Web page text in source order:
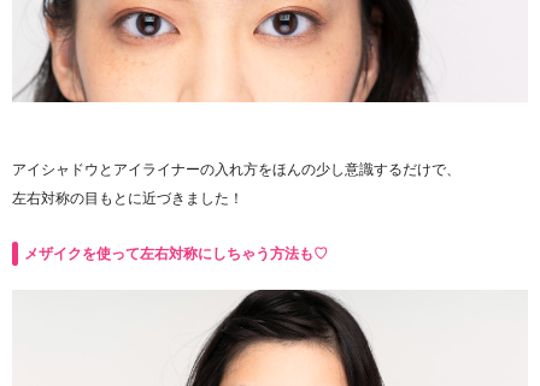
アイシャドウとアイライナーの入れ方をほんの少し意識するだけで、
左右対称の目もとに近づきました！
メザイクを使って左右対称にしちゃう方法も♡